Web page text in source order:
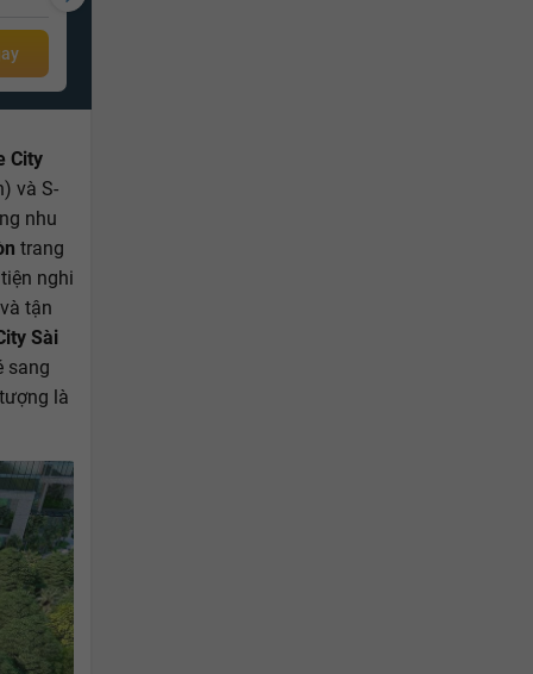
City
và S-
nhu
trang
nghi
tận
Sài
sang
là